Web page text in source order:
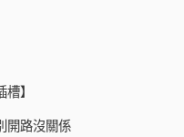
】
開路沒關係